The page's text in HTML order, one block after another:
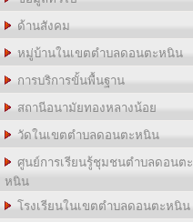
ด้านสังคม
หมู่บ้านในเขตตำบลดอนตะหนิน
การบริการขั้นพื้นฐาน
สถานีอนามัยทองหลางน้อย
วัดในเขตตำบลดอนตะหนิน
ศูนย์การเรียนรู้ชุมชนตำบลดอนตะ
หนิน
โรงเรียนในเขตตำบลดอนตะหนิน